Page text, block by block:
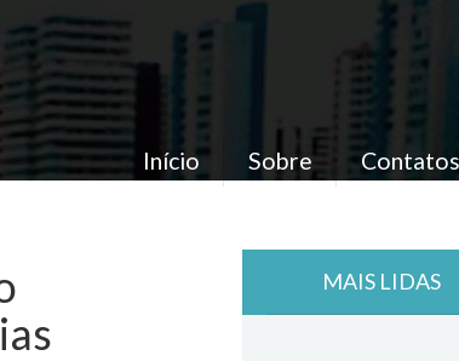
Início Sobre Contatos
MAIS LIDAS